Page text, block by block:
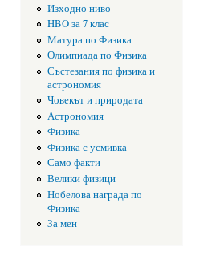
Изходно ниво
HBO за 7 клас
Матура по Физика
Олимпиада по Физика
Състезания по физика и
астрономия
Човекът и природата
Астрономия
Физика
Физика с усмивка
Само факти
Велики физици
Нобелова награда по
Физика
За мен